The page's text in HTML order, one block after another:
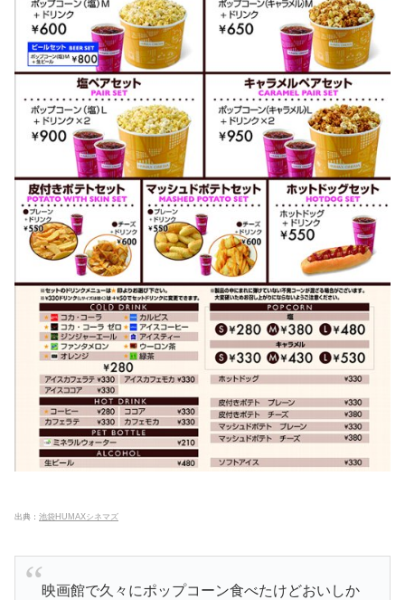
出典： 池袋HUMAXシネマズ
映画館で久々にポップコーン食べたけどおいしか